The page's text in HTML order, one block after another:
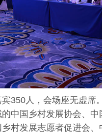
350人，会场座无虚席
中国乡村发展协会、
村发展志愿者促进会